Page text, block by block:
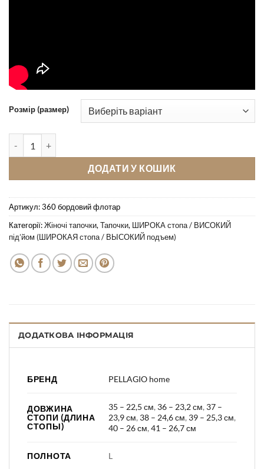
Розмір (размер)
ДОДАТИ У КОШИК
Артикул:360 бордовий флотар
Категорії:Жіночі тапочки,Тапочки, ШИРОКА стопа / ВИСОКИЙ
під’йом (ШИРОКАЯ стопа / ВЫСОКИЙ подъем)
ДОДАТКОВА ІНФОРМАЦІЯ
БРЕНД PELLAGIO home
ДОВЖИНА
СТОПИ (ДЛИНА
СТОПЫ)
35 – 22,5 см, 36 – 23,2 см, 37 –
23,9 см, 38 – 24,6 см, 39 – 25,3 см,
40 – 26 см,41 – 26,7 см
ПОЛНОТА L